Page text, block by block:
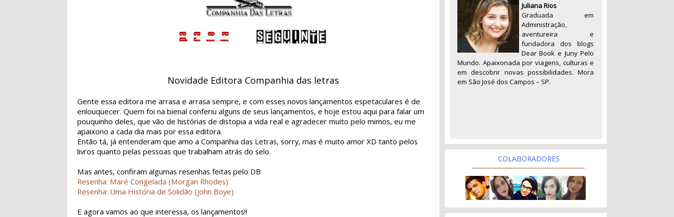
Novidade Editora Companhia das letras
Gente essa editora me arrasa e arrasa sempre, e com esses novos lançamentos espetaculares é de
enlouquecer. Quem foi na bienal conferiu alguns de seus lançamentos, e hoje estou aqui para falar um
pouquinho deles, que vão de histórias de distopia a vida real e agradecer muito pelo mimos, eu me
apaixono a cada dia mais por essa editora.
Então tá, já entenderam que amo a Companhia das Letras, sorry, mas é muito amor XD tanto pelos
livros quanto pelas pessoas que trabalham atrás do selo.
Mas antes, confiram algumas resenhas feitas pelo DB
Resenha: Maré Congelada (Morgan Rhodes)
Resenha: Uma História de Solidão (john Boye)
E agora vamos ao que interessa, os lançamentos!!
Juliana Rios
Graduada em
Administração,
aventureira e
fundadora dos blogs
Dear Book e Juny Pelo
Mundo. Apaixonada por viagens, culturas e
em descobrir novas possibilidades. Mora
em São José dos Campos – SP.
COLABORADORES